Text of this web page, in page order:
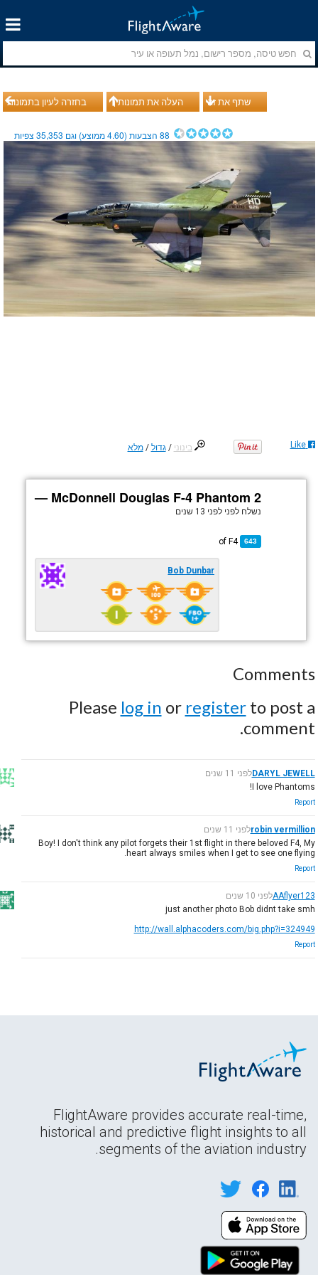
בחזרה לעיון בתמונות העלה את תמונותיך שתף את זה
88הצבעות (4.60ממוצע) וגם 35,353צפיות
בינוני /גדול /מלא Like
McDonnell Douglas F-4 Phantom 2 —
נשלח לפני לפני 13 שנים
643
of
F4
Bob Dunbar
Comments
Please log in or registerto post a
comment.
DARYL JEWELLלפני 11 שנים
I love Phantoms!
Report
robin vermillionלפני 11 שנים
Boy! I don't think any pilot forgets their 1st flight in there beloved F4, My
heart always smiles when I get to see one flying.
Report
AAflyer123לפני 10 שנים
just another photo Bob didnt take smh
http://wall.alphacoders.com/big.php?i=324949
Report
FlightAware provides accurate real-time,
historical and predictive flight insights to all
segments of the aviation industry.